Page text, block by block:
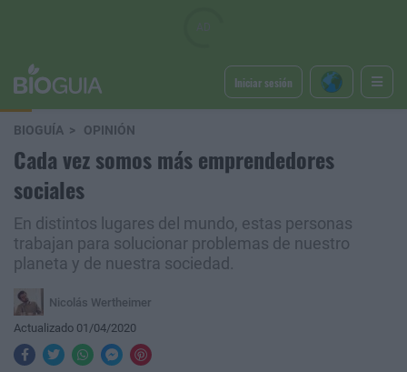
Iniciar sesión
BIOGUÍA OPINIÓN
Cada vez somos más emprendedores
sociales
En distintos lugares del mundo, estas personas
trabajan para solucionar problemas de nuestro
planeta y de nuestra sociedad.
Nicolás Wertheimer
Actualizado 01/04/2020